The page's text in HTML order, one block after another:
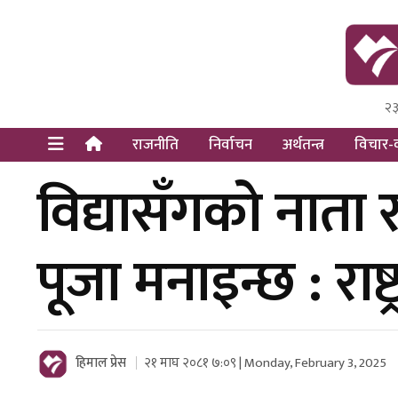
Himal
Dot
राजनीति निर्वाचन अर्थतन्त्र विचार-
विद्यासँगको
पूजा मनाइन्छ :
हिमाल प्रेस २१ माघ २०८१ ७:०९ | Monday, February 3, 2025